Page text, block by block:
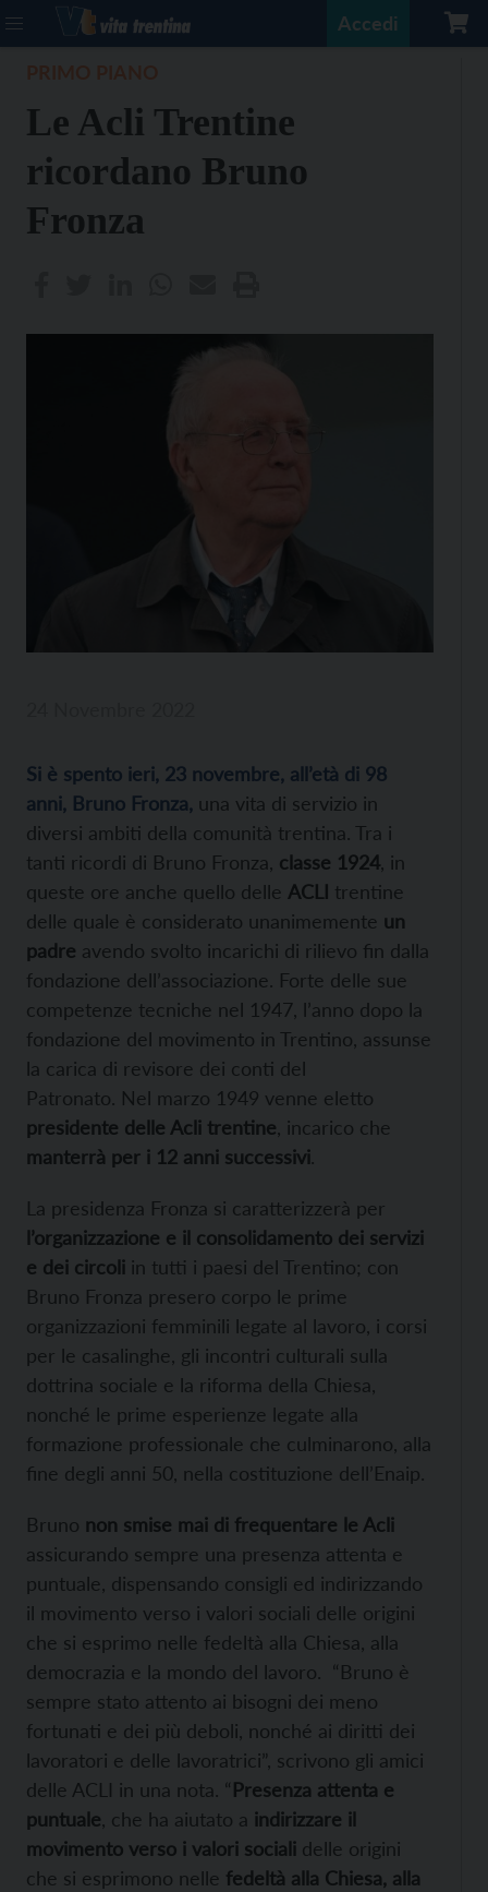
Accedi
Le Acli Trentine
ricordano Bruno
Fronza
Si è spento ieri, 23 novembre, all’età di 98
anni, Bruno Fronza, una vita di servizio in
diversi ambiti della comunità trentina. Tra i
tanti ricordi di Bruno Fronza, classe 1924 , in
queste ore anche quello delle ACLI trentine
delle quale è considerato unanimemente un
padre avendo svolto incarichi di rilievo fin dalla
fondazione dell’associazione. Forte delle sue
competenze tecniche nel 1947, l’anno dopo la
fondazione del movimento in Trentino, assunse
la carica di revisore dei conti del
Patronato. Nel marzo 1949 venne eletto
presidente delle Acli trentine , incarico che
manterrà per i 12 anni successivi.
La presidenza Fronza si caratterizzerà per
l’organizzazione e il consolidamento dei servizi
e dei circoli in tutti i paesi del Trentino; con
Bruno Fronza presero corpo le prime
organizzazioni femminili legate al lavoro, i corsi
per le casalinghe, gli incontri culturali sulla
dottrina sociale e la riforma della Chiesa,
nonché le prime esperienze legate alla
formazione professionale che culminarono, alla
fine degli anni 50, nella costituzione dell’Enaip.
Bruno non smise mai di frequentare le Acli
assicurando sempre una presenza attenta e
puntuale, dispensando consigli ed indirizzando
il movimento verso i valori sociali delle origini
che si esprimo nelle fedeltà alla Chiesa, alla
democrazia e la mondo del lavoro. “Bruno è
sempre stato attento ai bisogni dei meno
fortunati e dei più deboli, nonché ai diritti dei
lavoratori e delle lavoratrici”, scrivono gli amici
delle ACLI in una nota. “Presenza attenta e
puntuale , che ha aiutato a indirizzare il
movimento verso i valori sociali delle origini
che si esprimono nelle fedeltà alla Chiesa, alla